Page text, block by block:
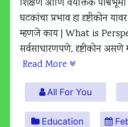
शिक्षण आणि वैयक्तिक
घटकांचा प्रभाव हा दृष्टीकोन
म्हणजे काय | What is
सर्वसाधारणपणे, दृष्टीकोन असणे
Read More
All For You
Education